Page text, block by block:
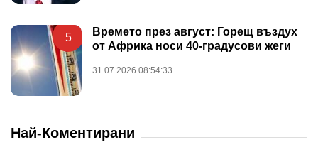
5
Времето през август: Горещ въздух
от Африка носи 40-градусови жеги
31.07.2026 08:54:33
Най-Коментирани